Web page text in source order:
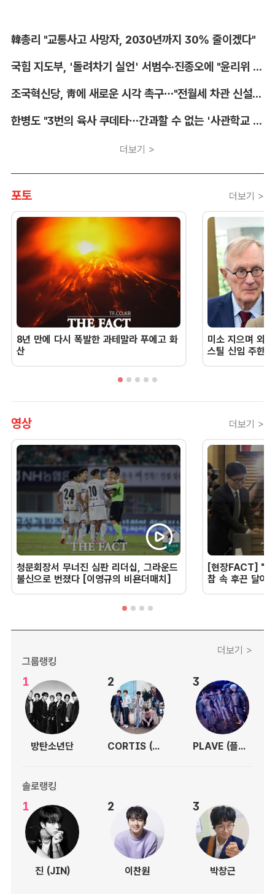
韓총리 "교통사고 사망자, 2030년까지 30% 줄이겠다"
국힘 지도부, '돌려차기 실언' 서범수·진종오에 "윤리위 엄중 조치"
조국혁신당, 靑에 새로운 시각 촉구…"전월세 차관 신설해야"
한병도 "3번의 육사 쿠데타…간과할 수 없는 '사관학교 통합' 명분"
더보기 >
포토 더보기 >
8년 만에 다시 폭발한 과테말라 푸에고 화
산
미소 지으며 외
스틸 신임 주한
영상 더보기 >
청문회장서 무너진 심판 리더십, 그라운드
불신으로 번졌다 [이영규의 비욘더매치]
[현장FACT] "한
참 속 후끈 달아
더보기 >
그룹랭킹
1
방탄소년단
2
CORTIS (코르티스)
3
PLAVE (플레이브)
솔로랭킹
1
진 (JIN)
2
이찬원
3
박창근